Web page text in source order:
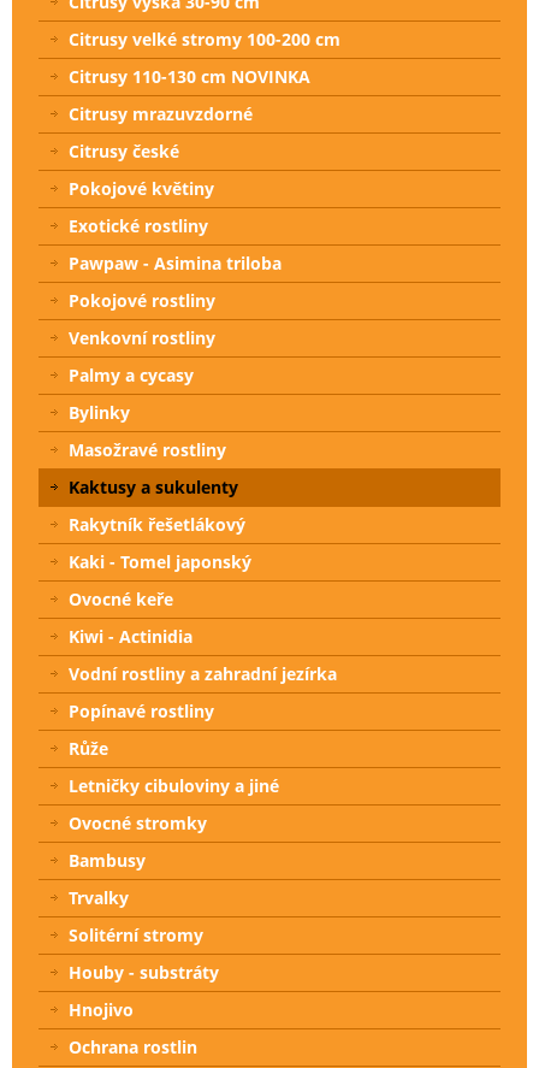
Citrusy velké stromy 100-200 cm
Citrusy 110-130 cm NOVINKA
Citrusy mrazuvzdorné
Citrusy české
Pokojové květiny
Exotické rostliny
Pawpaw - Asimina triloba
Pokojové rostliny
Venkovní rostliny
Palmy a cycasy
Bylinky
Masožravé rostliny
Kaktusy a sukulenty
Rakytník řešetlákový
Kaki - Tomel japonský
Ovocné keře
Kiwi - Actinidia
Vodní rostliny a zahradní jezírka
Popínavé rostliny
Růže
Letničky cibuloviny a jiné
Ovocné stromky
Bambusy
Trvalky
Solitérní stromy
Houby - substráty
Hnojivo
Ochrana rostlin